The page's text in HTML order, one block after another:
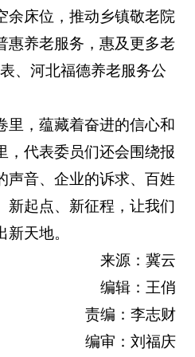
余床位，推动乡镇敬老院
惠养老服务，惠及更多老
、河北福德养老服务公
里，蕴藏着奋进的信心和
，代表委员们还会围绕报
声音、企业的诉求、百姓
新起点、新征程，让我们
天地。
来源：冀云
编辑：王俏
责编：李志财
编审：刘福庆